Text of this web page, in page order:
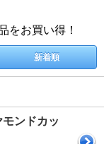
をお買い得！
新着順
ンドカッ